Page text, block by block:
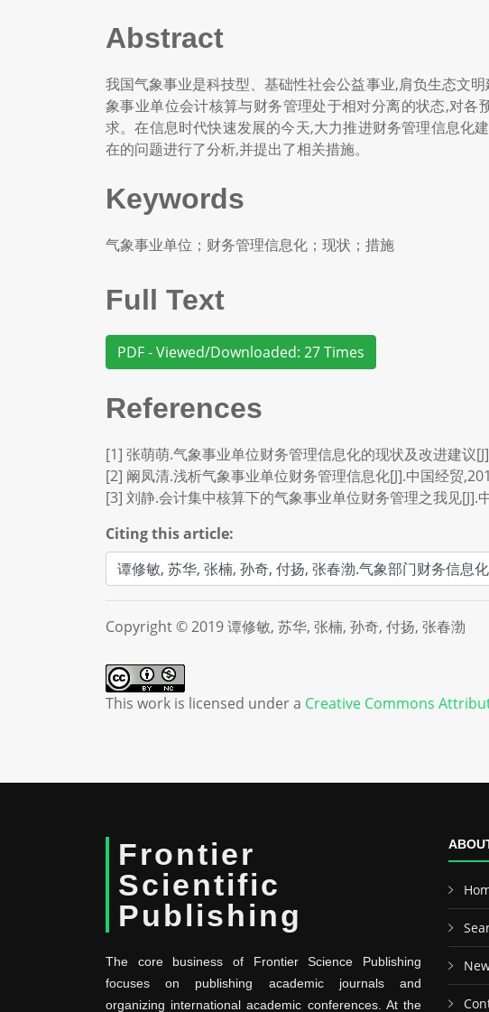
Abstract
我国气象事业是科技型、基础性社会公益事业,肩负生态文
象事业单位会计核算与财务管理处于相对分离的状态,对
求。在信息时代快速发展的今天,大力推进财务管理信息化
在的问题进行了分析,并提出了相关措施。
Keywords
气象事业单位；财务管理信息化；现状；措施
Full Text
PDF - Viewed/Downloaded: 27 Times
References
[1] 张萌萌.气象事业单位财务管理信息化的现状及改进建议
[2] 阚凤清.浅析气象事业单位财务管理信息化[J].中国经贸
[3] 刘静.会计集中核算下的气象事业单位财务管理之我见[J].
Citing this article:
Copyright © 2019 谭修敏, 苏华, 张楠, 孙奇, 付扬, 张春渤
This work is licensed under a Creative Commons
Frontier
Scientific
Publishing
The core business of Frontier Science Publishing
focuses on publishing academic journals and
organizing international academic conferences. At the